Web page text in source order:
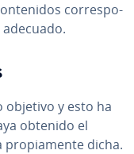
co­rre­s­po­
objetivo y esto ha
obtenido el
pro­pia­me­n­te dicha.